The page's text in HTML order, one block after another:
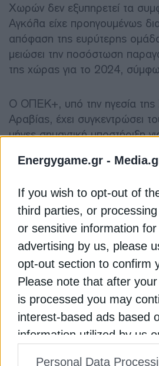
Energygame.gr -
If you wish to opt-out of
third parties, or
or sensitive information
advertising by us, please
opt-out section to confirm
Please note that after
is processed you may
interest-based ads based
information utilized by us
Personal Data
Χωρών δεν εξυπηρετεί τα
Αγκόλα είχε προηγουμένως
απόφαση της ευρύτερης
μειώσει την ποσόστωση
της χώρας για το 2024,
Ο ΟΠΕΚ+, υπό την ηγεσία της
Αραβίας, έχει συγκεντρώσει
μήνες σημαντική υποστήριξη
περικοπών στην παραγωγή
τιμών του πετρελαίου.
ΕΡΥΘΡΑ ΘΑΛΑΣΣΑ ΜΕΣΗ ΑΝΑΤΟΛΗ
ΠΕΤΡΕΛΑΙΟ ΜΠΡΕΝΤ ΠΕΤΡΕΛΑΙΟ
ΔΕΊΤΕ ΕΠΊΣΗΣ